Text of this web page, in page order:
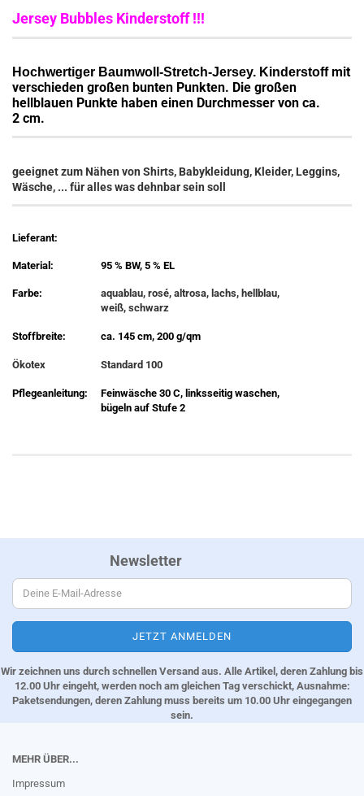
Jersey Bubbles Kinderstoff !!!
Hochwertiger Baumwoll-Stretch-Jersey. Kinderstoffmit
verschieden großen bunten Punkten. Die großen
hellblauen Punkte haben einen Durchmesser von ca.
2 cm.
geeignet zum Nähen von Shirts, Babykleidung, Kleider, Leggins,
Wäsche, ... für alles was dehnbar sein soll
Lieferant:
Material: 95 % BW, 5 % EL
Farbe:
aquablau, rosé, altrosa, lachs, hellblau,
weiß, schwarz
Stoffbreite: ca. 145 cm, 200 g/qm
Ökotex Standard 100
Pflegeanleitung:
Feinwäsche 30 C, linksseitig waschen,
bügeln auf Stufe 2
Newsletter
Wir zeichnen uns durch schnellen Versand aus. Alle Artikel, deren Zahlung bis
12.00 Uhr eingeht, werden noch am gleichen Tag verschickt, Ausnahme:
Paketsendungen, deren Zahlung muss bereits um 10.00 Uhr eingegangen
sein.
MEHR ÜBER...
Impressum